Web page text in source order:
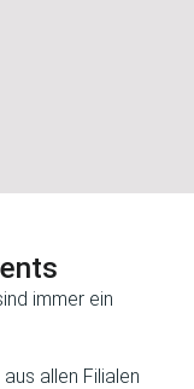
immer ein
allen Filialen